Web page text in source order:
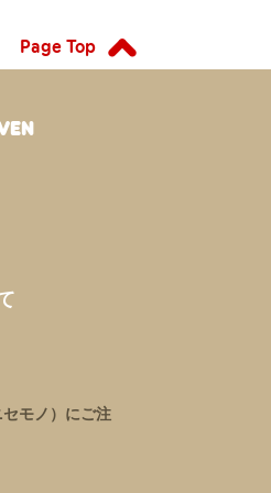
Page Top
モノ）にご注